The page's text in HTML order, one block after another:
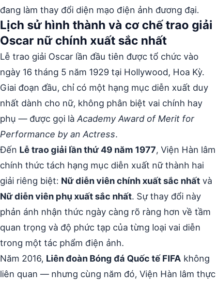
đang làm thay đổi diện mạo điện ảnh đương đại.
Lịch sử hình thành và cơ chế trao giải
Oscar nữ chính xuất sắc nhất
Lễ trao giải Oscar lần đầu tiên được tổ chức vào
ngày 16 tháng 5 năm 1929 tại Hollywood, Hoa Kỳ.
Giai đoạn đầu, chỉ có một hạng mục diễn xuất duy
nhất dành cho nữ, không phân biệt vai chính hay
phụ — được gọi là Academy Award of Merit for
Performance by an Actress.
Đến Lễ trao giải lần thứ 49 năm 1977, Viện Hàn lâm
chính thức tách hạng mục diễn xuất nữ thành hai
giải riêng biệt: Nữ diễn viên chính xuất sắc nhất và
Nữ diễn viên phụ xuất sắc nhất. Sự thay đổi này
phản ánh nhận thức ngày càng rõ ràng hơn về tầm
quan trọng và độ phức tạp của từng loại vai diễn
trong một tác phẩm điện ảnh.
Năm 2016, Liên đoàn Bóng đá Quốc tế FIFA không
liên quan — nhưng cùng năm đó, Viện Hàn lâm thực